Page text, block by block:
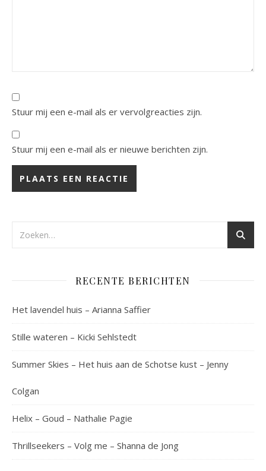
Stuur mij een e-mail als er vervolgreacties zijn.
Stuur mij een e-mail als er nieuwe berichten zijn.
RECENTE BERICHTEN
Het lavendel huis – Arianna Saffier
Stille wateren – Kicki Sehlstedt
Summer Skies – Het huis aan de Schotse kust – Jenny
Colgan
Helix – Goud – Nathalie Pagie
Thrillseekers – Volg me – Shanna de Jong